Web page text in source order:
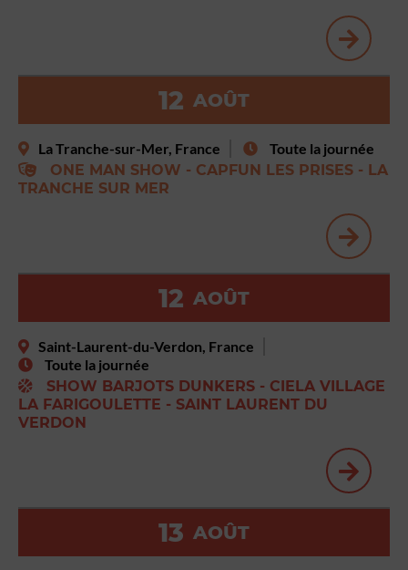
12 AOÛT
La Tranche-sur-Mer, France
Toute la journée
ONE MAN SHOW - CAPFUN LES PRISES - LA
TRANCHE SUR MER
12 AOÛT
Saint-Laurent-du-Verdon, France
Toute la journée
SHOW BARJOTS DUNKERS - CIELA VILLAGE
LA FARIGOULETTE - SAINT LAURENT DU
VERDON
13 AOÛT